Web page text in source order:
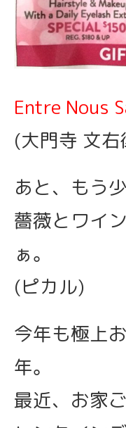
Entre Nous
(大門寺 文右
あと、もう
薔薇とワイ
ぁ。
(ピカル)
今年も極上
年。
最近、お家